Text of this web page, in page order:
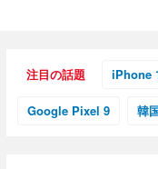
注目の話題 iPhone
Google Pixel 9 韓